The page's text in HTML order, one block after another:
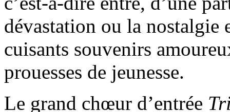
dévastation ou la nostalgie
cuisants souvenirs
prouesses de jeunesse.
Le grand chœur d’entrée